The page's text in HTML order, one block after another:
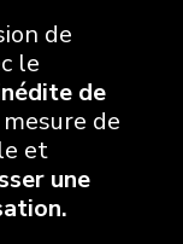
de
le
de
de
et
une